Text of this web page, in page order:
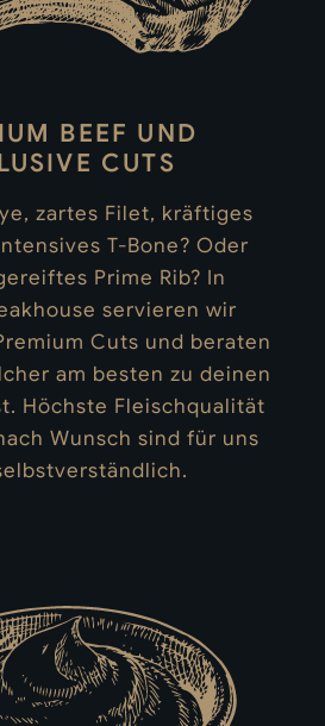
BEEF UND
CUTS
zartes Filet, kräftiges
T-Bone? Oder
Prime Rib? In
servieren wir
Cuts und beraten
am besten zu deinen
Höchste Fleischqualität
Wunsch sind für uns